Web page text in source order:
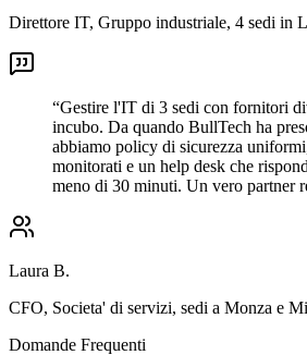
Direttore IT, Gruppo industriale, 4 sedi in
“Gestire l'IT di 3 sedi con fornitori
incubo. Da quando BullTech ha
abbiamo policy di sicurezza
monitorati e un help desk che
meno di 30 minuti. Un vero partner
Laura B.
CFO, Societa' di servizi, sedi a Monza e
Domande Frequenti